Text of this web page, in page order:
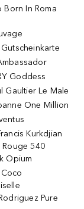
Born In Roma
Goddess
Gaultier Le Male
One Million
Kurkdjian
Rouge 540
Opium
Coco
Pure